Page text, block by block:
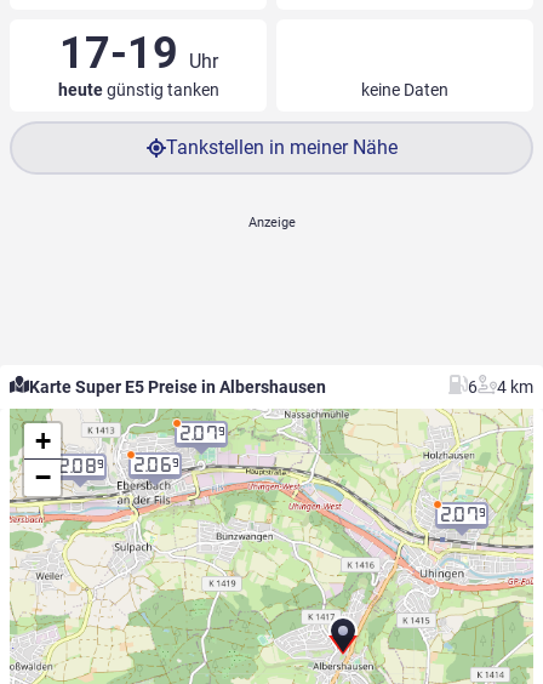
17-19 Uhr
heutegünstig tanken keine Daten
Tankstellen in meiner Nähe
Karte Super E5 Preise in Albershausen 6 4 km
2.079
2.089
2.079
2.069
+
−